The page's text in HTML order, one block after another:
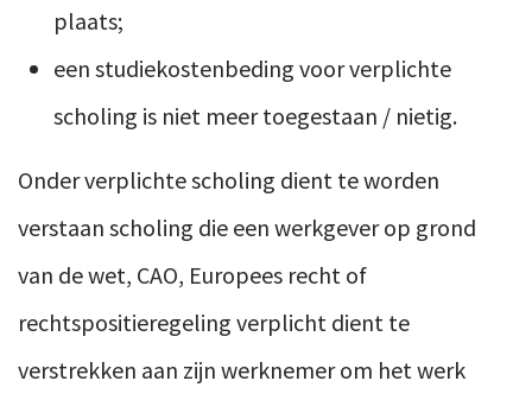
plaats;
een studiekostenbeding voor verplichte
scholing is niet meer toegestaan / nietig.
Onder verplichte scholing dient te worden
verstaan scholing die een werkgever op grond
van de wet, CAO, Europees recht of
rechtspositieregeling verplicht dient te
verstrekken aan zijn werknemer om het werk